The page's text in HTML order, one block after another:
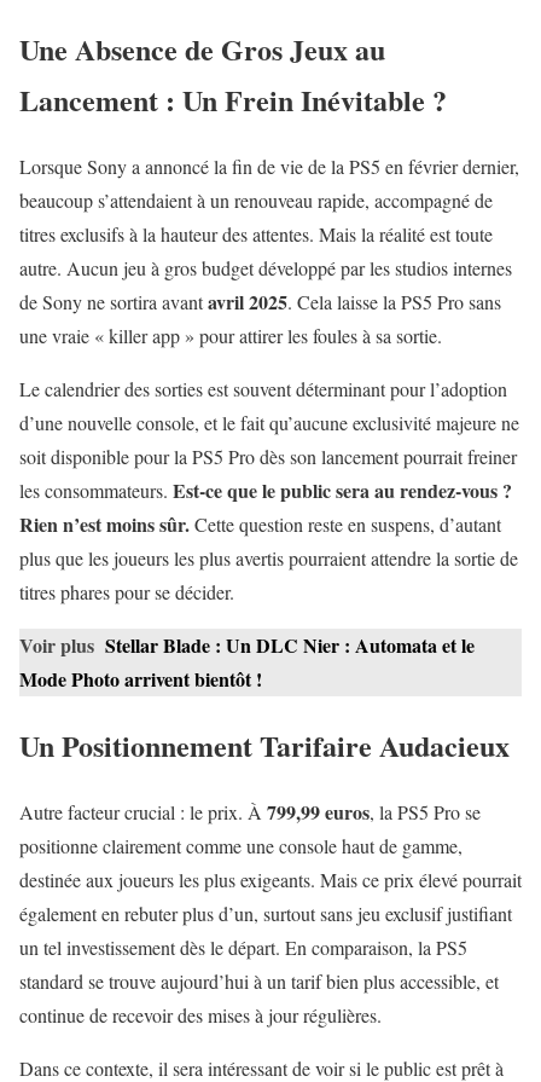
Une Absence de Gros Jeux au
Lancement : Un Frein Inévitable ?
Lorsque Sony a annoncé la fin de vie de la PS5 en février dernier,
beaucoup s’attendaient à un renouveau rapide, accompagné de
titres exclusifs à la hauteur des attentes. Mais la réalité est toute
autre. Aucun jeu à gros budget développé par les studios internes
de Sony ne sortira avantavril 2025. Cela laisse la PS5 Pro sans
une vraie « killer app » pour attirer les foules à sa sortie.
Le calendrier des sorties est souvent déterminant pour l’adoption
d’une nouvelle console, et le fait qu’aucune exclusivité majeure ne
soit disponible pour la PS5 Pro dès son lancement pourrait freiner
les consommateurs. Est-ce que le public sera au rendez-vous ?
Rien n’est moins sûr.Cette question reste en suspens, d’autant
plus que les joueurs les plus avertis pourraient attendre la sortie de
titres phares pour se décider.
Voir plus Stellar Blade : Un DLC Nier : Automata et le
Mode Photo arrivent bientôt !
Un Positionnement Tarifaire Audacieux
Autre facteur crucial : le prix. À 799,99 euros, la PS5 Pro se
positionne clairement comme une console haut de gamme,
destinée aux joueurs les plus exigeants. Mais ce prix élevé pourrait
également en rebuter plus d’un, surtout sans jeu exclusif justifiant
un tel investissement dès le départ. En comparaison, la PS5
standard se trouve aujourd’hui à un tarif bien plus accessible, et
continue de recevoir des mises à jour régulières.
Dans ce contexte, il sera intéressant de voir si le public est prêt à